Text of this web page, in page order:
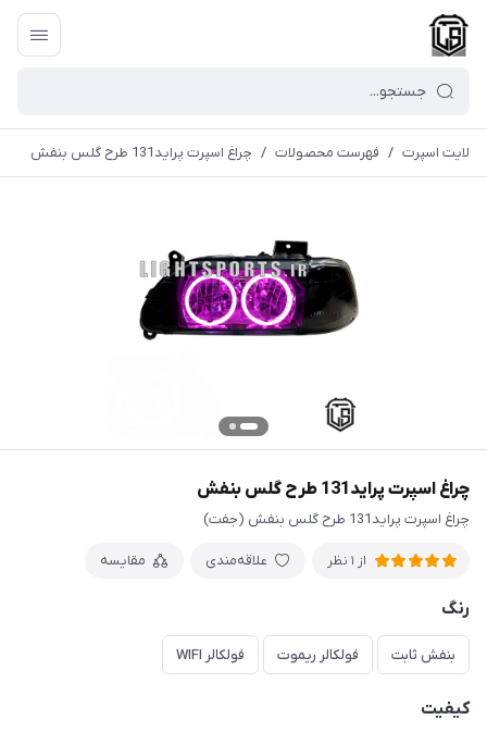
لایت اسپرت / فهرست محصولات / چراغ اسپرت پراید131 طرح گلس بنفش
چراغ اسپرت پراید131 طرح گلس بنفش
چراغ اسپرت پراید131 طرح گلس بنفش (جفت)
از 1 نظر علاقه‌مندی مقایسه
رنگ
بنفش ثابت فولکالر ریموت فولکالر WIFI
کیفیت